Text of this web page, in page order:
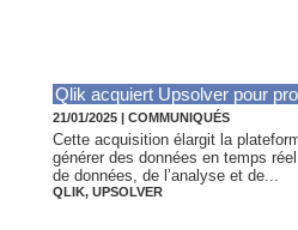
Qlik acquiert Upsolver pour
21/01/2025 | COMMUNIQUÉS
Cette acquisition élargit la
générer des données en temps
de données, de l’analyse et de...
QLIK, UPSOLVER